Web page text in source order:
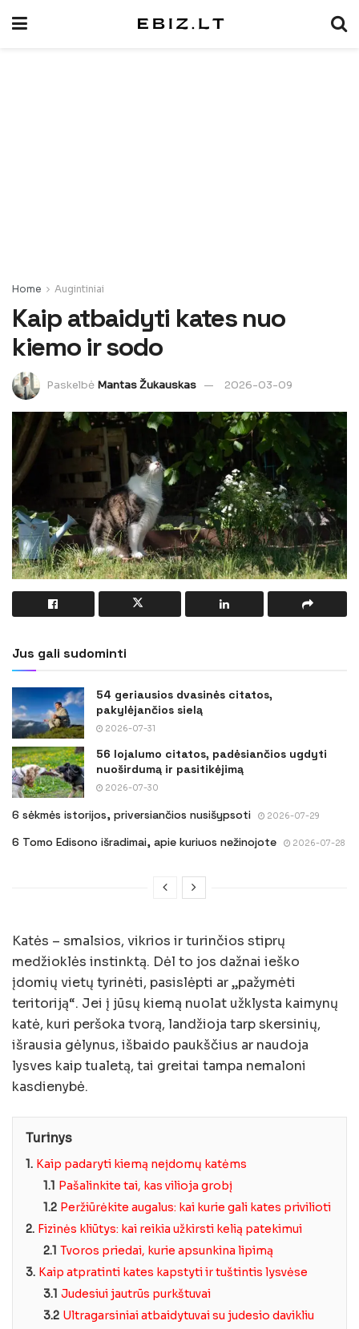
Home Augintiniai
Kaip atbaidyti kates nuo
kiemo ir sodo
Paskelbė Mantas Žukauskas 2026-03-09
Jus gali sudominti
54 geriausios dvasinės citatos,
pakylėjančios sielą
2026-07-31
56 lojalumo citatos, padėsiančios ugdyti
nuoširdumą ir pasitikėjimą
2026-07-30
6 sėkmės istorijos, priversiančios nusišypsoti 2026-07-29
6 Tomo Edisono išradimai, apie kuriuos nežinojote 2026-07-28
Katės – smalsios, vikrios ir turinčios stiprų
medžioklės instinktą. Dėl to jos dažnai ieško
įdomių vietų tyrinėti, pasislėpti ar „pažymėti
teritoriją“. Jei į jūsų kiemą nuolat užklysta kaimynų
katė, kuri peršoka tvorą, landžioja tarp skersinių,
išrausia gėlynus, išbaido paukščius ar naudoja
lysves kaip tualetą, tai greitai tampa nemaloni
kasdienybė.
Turinys
1. Kaip padaryti kiemą neįdomų katėms
1.1 Pašalinkite tai, kas vilioja grobį
1.2 Peržiūrėkite augalus: kai kurie gali kates privilioti
2. Fizinės kliūtys: kai reikia užkirsti kelią patekimui
2.1 Tvoros priedai, kurie apsunkina lipimą
3. Kaip atpratinti kates kapstyti ir tuštintis lysvėse
3.1 Judesiui jautrūs purkštuvai
3.2 Ultragarsiniai atbaidytuvai su judesio davikliu